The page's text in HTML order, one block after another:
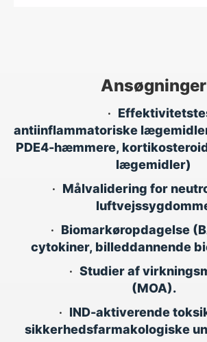
Ansøgninger
•
antiinflammatoriske
PDE4-hæmmere,
lægemidler)
• Målvalidering for
• Biomarkøropdagelse
cytokiner, billeddannende
• Studier af
(MOA).
• IND-aktiverende
sikkerhedsfarmakologiske